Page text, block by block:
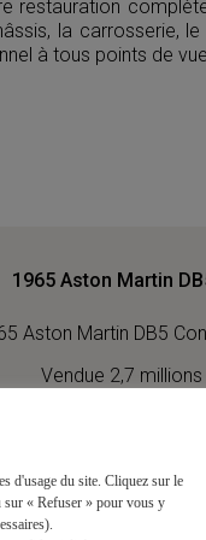
restauration
la carrosserie,
à tous points de
1965 Aston Martin
Vendue 2,7
200 exemplaires
600 miles depuis sa
d'usage du site. Cliquez sur le
« Refuser » pour vous y